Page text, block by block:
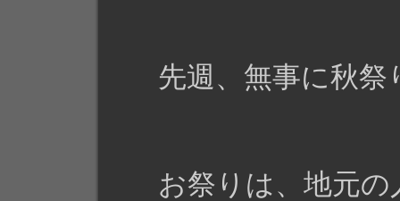
先週、無事に秋祭
お祭りは、地元の